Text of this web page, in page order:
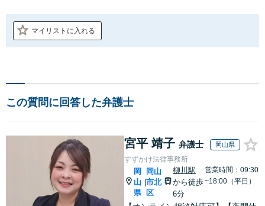
マイリストに入れる
この質問に回答した弁護士
宮平 靖子 弁護士 岡山県
すずかけ法律事務所
岡
山
県
岡山
市北
区
柳川駅
から徒歩
6分
営業時間：09:30
~18:00（平日）